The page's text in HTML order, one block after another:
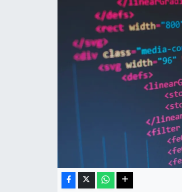
Kültür Sanat